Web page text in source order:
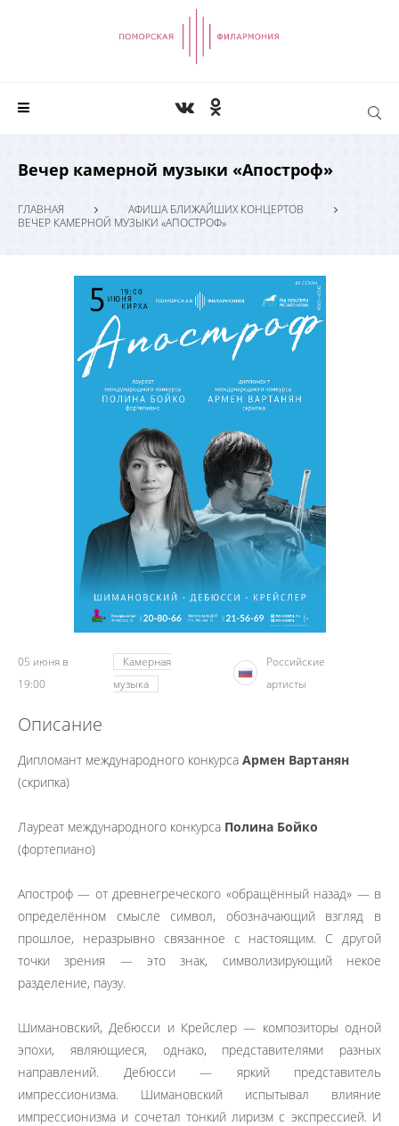
Вечер камерной музыки «Апостроф»
ГЛАВНАЯ
АФИША БЛИЖАЙШИХ КОНЦЕРТОВ
ВЕЧЕР КАМЕРНОЙ МУЗЫКИ «АПОСТРОФ»
05 июня в
19:00
Камерная
музыка
Российские
артисты
Описание
Дипломант международного конкурса Армен Вартанян
(скрипка)
Лауреат международного конкурса Полина Бойко
(фортепиано)
Апостроф — от древнегреческого «обращённый назад» — в
определённом смысле символ, обозначающий взгляд в
прошлое, неразрывно связанное с настоящим. С другой
точки зрения — это знак, символизирующий некое
разделение, паузу.
Шимановский, Дебюсси и Крейслер — композиторы одной
эпохи, являющиеся, однако, представителями разных
направлений. Дебюсси — яркий представитель
импрессионизма. Шимановский испытывал влияние
импрессионизма и сочетал тонкий лиризм с экспрессией. И